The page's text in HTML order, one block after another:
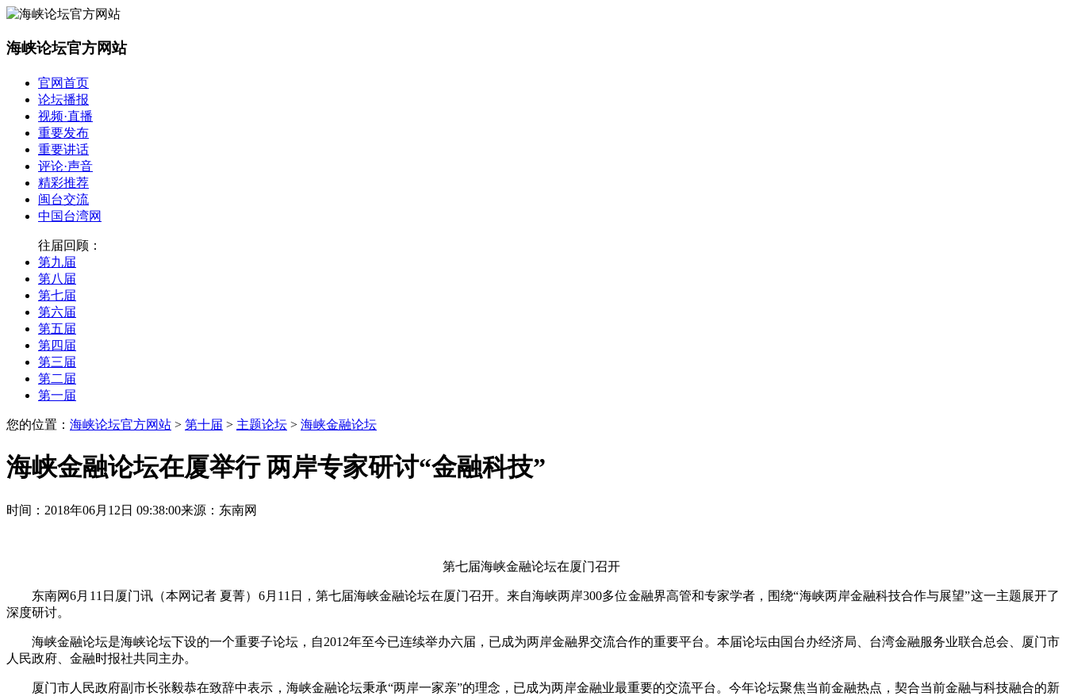
海峡论坛官方网站
官网首页
论坛播报
视频·直播
重要发布
重要讲话
评论·声音
精彩推荐
闽台交流
中国台湾网
往届回顾：
第九届
第八届
第七届
第六届
第五届
第四届
第三届
第二届
第一届
您的位置： 海峡论坛官方网站 > 第十届 > 主题论坛 > 海峡金融论坛
海峡金融论坛在厦举行 两岸专家研讨“金融科技”
时间：2018年06月12日 09:38:00来源：东南网
第七届海峡金融论坛在厦门召开
东南网6月11日厦门讯（本网记者 夏菁）6月11日，第七届海峡金融论坛在厦门召开。来自海峡两岸300多位金融界高管和专家学者，围绕“海峡两岸金融科技合作与展望”这一主题展开了
深度研讨。
海峡金融论坛是海峡论坛下设的一个重要子论坛，自2012年至今已连续举办六届，已成为两岸金融界交流合作的重要平台。本届论坛由国台办经济局、台湾金融服务业联合总会、厦门市
人民政府、金融时报社共同主办。
厦门市人民政府副市长张毅恭在致辞中表示，海峡金融论坛秉承“两岸一家亲”的理念，已成为两岸金融业最重要的交流平台。今年论坛聚焦当前金融热点，契合当前金融与科技融合的新